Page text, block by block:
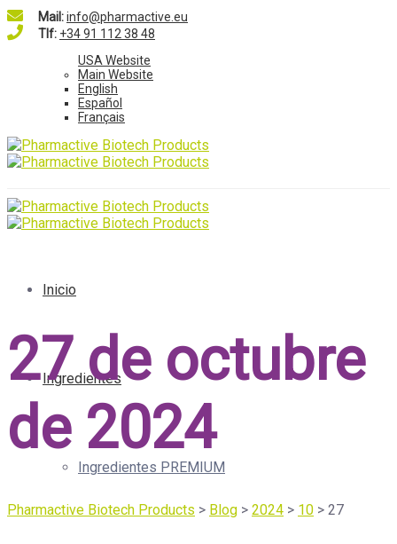
Mail:info@pharmactive.eu
Tlf: +34 91 112 38 48
USA Website
Main Website
English
Español
Français
Inicio
Ingredientes
Ingredientes PREMIUM
27 de octubre
de 2024
Pharmactive Biotech Products > Blog > 2024 > 10 > 27